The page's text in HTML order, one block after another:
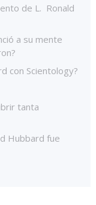
de L. Ronald
a su mente
con Scientology?
tanta
Hubbard fue